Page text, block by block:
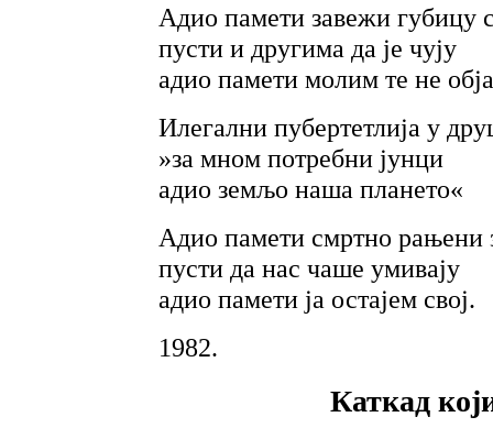
Адио памети завежи губицу
пусти и другима да је чују
адио памети молим те не
Илегални пубертетлија у
»за мном потребни јунци
адио земљо наша плането«
Адио памети смртно рањени
пусти да нас чаше умивају
адио памети ја остајем свој.
1982.
Каткад